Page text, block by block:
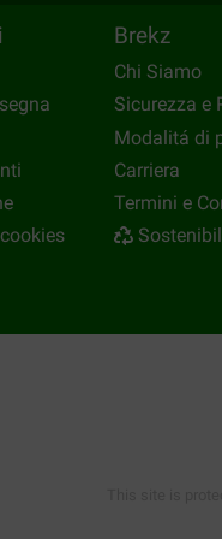
Brekz
Chi Siamo
Sicurezza e
Modalitá di
Carriera
Termini e